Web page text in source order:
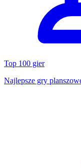
Top 100 gier
Najlepsze gry